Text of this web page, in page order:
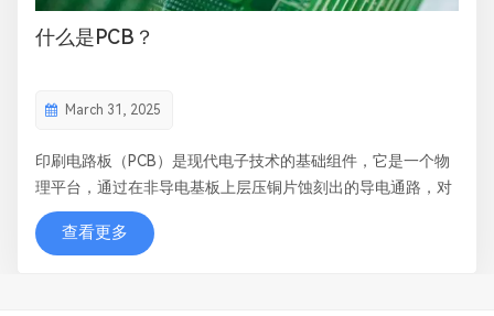
什么是PCB？
March 31, 2025
印刷电路板（PCB）是现代电子技术的基础组件，它是一个物
理平台，通过在非导电基板上层压铜片蚀刻出的导电通路，对
电子元件进行机械支撑和电气连接。 下面将详细介绍其
主要方面： 1. ​ 结构和组成 分层设计：印刷电路板可以是单
查看更多